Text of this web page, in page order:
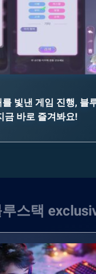
빛낸 게임 진행, 블
금 바로 즐겨봐요!
스택